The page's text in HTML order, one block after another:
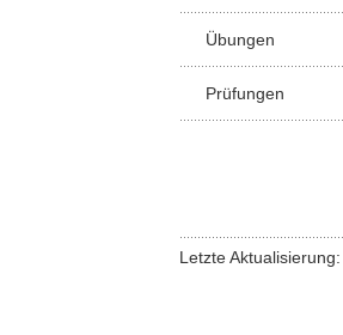
Übungen
Prüfungen
Letzte